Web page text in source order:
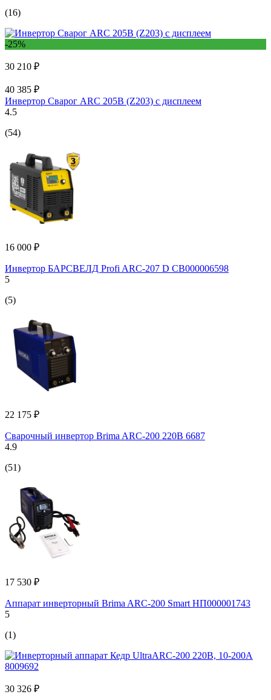
(16)
-25%
30 210 ₽
40 385 ₽
Инвертор Сварог ARC 205B (Z203) с дисплеем
4.5
(54)
16 000 ₽
Инвертор БАРСВЕЛД Profi ARC-207 D СВ000006598
5
(5)
22 175 ₽
Сварочный инвертор Brima ARC-200 220В 6687
4.9
(51)
17 530 ₽
Аппарат инверторный Brima ARC-200 Smart НП000001743
5
(1)
30 326 ₽